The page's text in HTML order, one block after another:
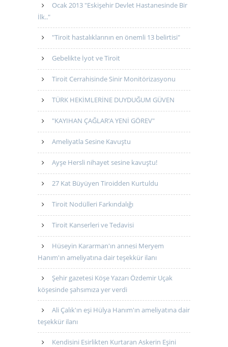
Ocak 2013 "Eskişehir Devlet Hastanesinde Bir
İlk.."
"Tiroit hastalıklarının en önemli 13 belirtisi"
Gebelikte İyot ve Tiroit
Tiroit Cerrahisinde Sinir Monitörizasyonu
TÜRK HEKİMLERİNE DUYDUĞUM GÜVEN
"KAYIHAN ÇAĞLAR’A YENİ GÖREV"
Ameliyatla Sesine Kavuştu
Ayşe Hersli nihayet sesine kavuştu!
27 Kat Büyüyen Tiroidden Kurtuldu
Tiroit Nodülleri Farkındalığı
Tiroit Kanserleri ve Tedavisi
Hüseyin Kararman'ın annesi Meryem
Hanım'ın ameliyatına dair teşekkür ilanı
Şehir gazetesi Köşe Yazarı Özdemir Uçak
köşesinde şahsımıza yer verdi
Ali Çalık'ın eşi Hülya Hanım'ın ameliyatına dair
teşekkür ilanı
Kendisini Esirlikten Kurtaran Askerin Eşini